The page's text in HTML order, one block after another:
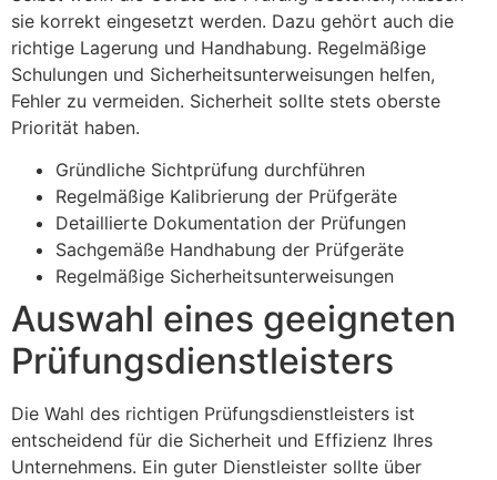
sie korrekt eingesetzt werden. Dazu gehört auch die
richtige Lagerung und Handhabung. Regelmäßige
Schulungen und Sicherheitsunterweisungen helfen,
Fehler zu vermeiden. Sicherheit sollte stets oberste
Priorität haben.
Gründliche Sichtprüfung durchführen
Regelmäßige Kalibrierung der Prüfgeräte
Detaillierte Dokumentation der Prüfungen
Sachgemäße Handhabung der Prüfgeräte
Regelmäßige Sicherheitsunterweisungen
Auswahl eines geeigneten
Prüfungsdienstleisters
Die Wahl des richtigen Prüfungsdienstleisters ist
entscheidend für die Sicherheit und Effizienz Ihres
Unternehmens. Ein guter Dienstleister sollte über